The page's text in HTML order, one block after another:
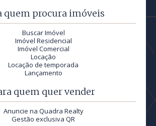
quem procura imóveis
Buscar Imóvel
Imóvel Residencial
Imóvel Comercial
Locação
Locação de temporada
Lançamento
quem quer vender
Anuncie na Quadra Realty
Gestão exclusiva QR